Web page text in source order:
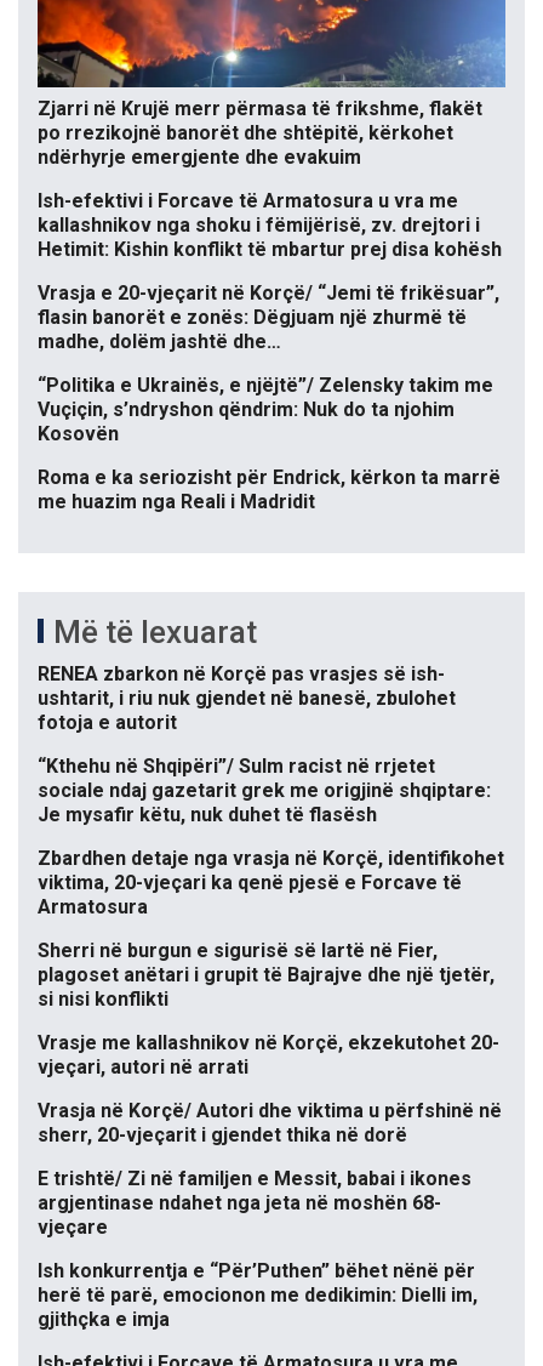
Zjarri në Krujë merr përmasa të frikshme, flakët
po rrezikojnë banorët dhe shtëpitë, kërkohet
ndërhyrje emergjente dhe evakuim
Ish-efektivi i Forcave të Armatosura u vra me
kallashnikov nga shoku i fëmijërisë, zv. drejtori i
Hetimit: Kishin konflikt të mbartur prej disa kohësh
Vrasja e 20-vjeçarit në Korçë/ “Jemi të frikësuar”,
flasin banorët e zonës: Dëgjuam një zhurmë të
madhe, dolëm jashtë dhe…
“Politika e Ukrainës, e njëjtë”/ Zelensky takim me
Vuçiçin, s’ndryshon qëndrim: Nuk do ta njohim
Kosovën
Roma e ka seriozisht për Endrick, kërkon ta marrë
me huazim nga Reali i Madridit
Më të lexuarat
RENEA zbarkon në Korçë pas vrasjes së ish-
ushtarit, i riu nuk gjendet në banesë, zbulohet
fotoja e autorit
“Kthehu në Shqipëri”/ Sulm racist në rrjetet
sociale ndaj gazetarit grek me origjinë shqiptare:
Je mysafir këtu, nuk duhet të flasësh
Zbardhen detaje nga vrasja në Korçë, identifikohet
viktima, 20-vjeçari ka qenë pjesë e Forcave të
Armatosura
Sherri në burgun e sigurisë së lartë në Fier,
plagoset anëtari i grupit të Bajrajve dhe një tjetër,
si nisi konflikti
Vrasje me kallashnikov në Korçë, ekzekutohet 20-
vjeçari, autori në arrati
Vrasja në Korçë/ Autori dhe viktima u përfshinë në
sherr, 20-vjeçarit i gjendet thika në dorë
E trishtë/ Zi në familjen e Messit, babai i ikones
argjentinase ndahet nga jeta në moshën 68-
vjeçare
Ish konkurrentja e “Për’Puthen” bëhet nënë për
herë të parë, emocionon me dedikimin: Dielli im,
gjithçka e imja